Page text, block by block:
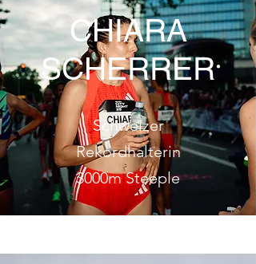
CHIARA
SCHERRER
Schweizer
Rekordhalterin
3000m Steeple